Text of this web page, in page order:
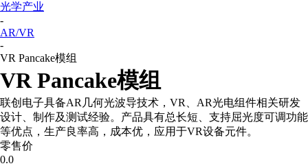
光学产业
-
AR/VR
-
VR Pancake模组
VR Pancake模组
联创电子具备AR几何光波导技术，VR、AR光电组件相关研发
设计、制作及测试经验。产品具有总长短、支持屈光度可调功能
等优点，生产良率高，成本优，应用于VR设备元件。
零售价
0.0